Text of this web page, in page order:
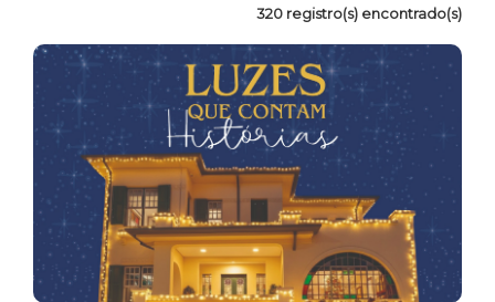
320 registro(s) encontrado(s)